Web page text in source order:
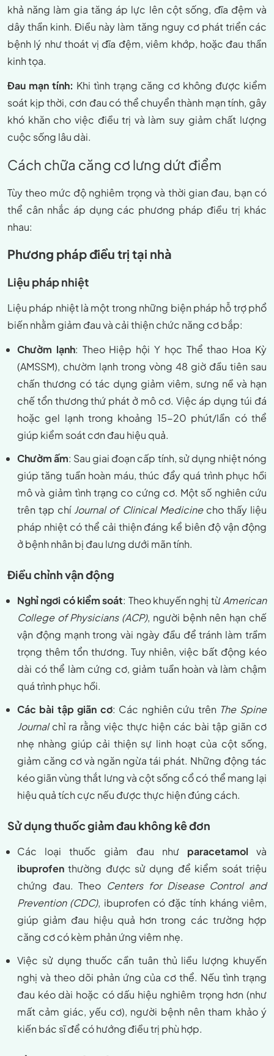
khả năng làm gia tăng áp lực lên cột sống, đĩa đệm và
dây thần kinh. Điều này làm tăng nguy cơ phát triển các
bệnh lý như thoát vị đĩa đệm, viêm khớp, hoặc đau thần
kinh tọa.
Đau mạn tính: Khi tình trạng căng cơ không được kiểm
soát kịp thời, cơn đau có thể chuyển thành mạn tính, gây
khó khăn cho việc điều trị và làm suy giảm chất lượng
cuộc sống lâu dài.
Cách chữa căng cơ lưng dứt điểm
Tùy theo mức độ nghiêm trọng và thời gian đau, bạn có
thể cân nhắc áp dụng các phương pháp điều trị khác
nhau:
Phương pháp điều trị tại nhà
Liệu pháp nhiệt
Liệu pháp nhiệt là một trong những biện pháp hỗ trợ phổ
biến nhằm giảm đau và cải thiện chức năng cơ bắp:
Chườm lạnh: Theo Hiệp hội Y học Thể thao Hoa Kỳ
(AMSSM), chườm lạnh trong vòng 48 giờ đầu tiên sau
chấn thương có tác dụng giảm viêm, sưng nề và hạn
chế tổn thương thứ phát ở mô cơ. Việc áp dụng túi đá
hoặc gel lạnh trong khoảng 15-20 phút/lần có thể
giúp kiểm soát cơn đau hiệu quả.
Chườm ấm: Sau giai đoạn cấp tính, sử dụng nhiệt nóng
giúp tăng tuần hoàn máu, thúc đẩy quá trình phục hồi
mô và giảm tình trạng co cứng cơ. Một số nghiên cứu
trên tạp chí Journal of Clinical Medicinecho thấy liệu
pháp nhiệt có thể cải thiện đáng kể biên độ vận động
ở bệnh nhân bị đau lưng dưới mãn tính.
Điều chỉnh vận động
Nghỉ ngơi có kiểm soát: Theo khuyến nghị từAmerican
College of Physicians (ACP), người bệnh nên hạn chế
vận động mạnh trong vài ngày đầu để tránh làm trầm
trọng thêm tổn thương. Tuy nhiên, việc bất động kéo
dài có thể làm cứng cơ, giảm tuần hoàn và làm chậm
quá trình phục hồi.
Các bài tập giãn cơ: Các nghiên cứu trên The Spine
Journalchỉ ra rằng việc thực hiện các bài tập giãn cơ
nhẹ nhàng giúp cải thiện sự linh hoạt của cột sống,
giảm căng cơ và ngăn ngừa tái phát. Những động tác
kéo giãn vùng thắt lưng và cột sống cổ có thể mang lại
hiệu quả tích cực nếu được thực hiện đúng cách.
Sử dụng thuốc giảm đau không kê đơn
Các loại thuốc giảm đau như paracetamol và
ibuprofen thường được sử dụng để kiểm soát triệu
chứng đau. Theo Centers for Disease Control and
Prevention (CDC), ibuprofen có đặc tính kháng viêm,
giúp giảm đau hiệu quả hơn trong các trường hợp
căng cơ có kèm phản ứng viêm nhẹ.
Việc sử dụng thuốc cần tuân thủ liều lượng khuyến
nghị và theo dõi phản ứng của cơ thể. Nếu tình trạng
đau kéo dài hoặc có dấu hiệu nghiêm trọng hơn (như
mất cảm giác, yếu cơ), người bệnh nên tham khảo ý
kiến bác sĩ để có hướng điều trị phù hợp.